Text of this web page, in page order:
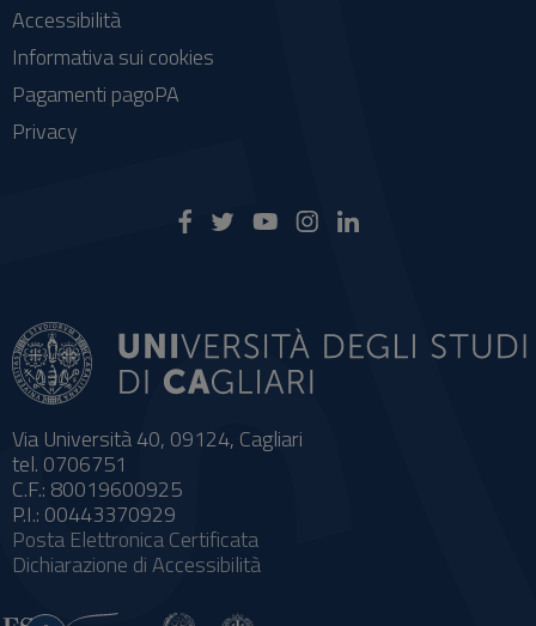
Via Università 40, 09124, Cagliari
tel. 0706751
C.F.: 80019600925
P.I.: 00443370929
Posta Elettronica Certificata
Dichiarazione di Accessibilità
Accessibilità
Informativa sui cookies
Pagamenti pagoPA
Privacy